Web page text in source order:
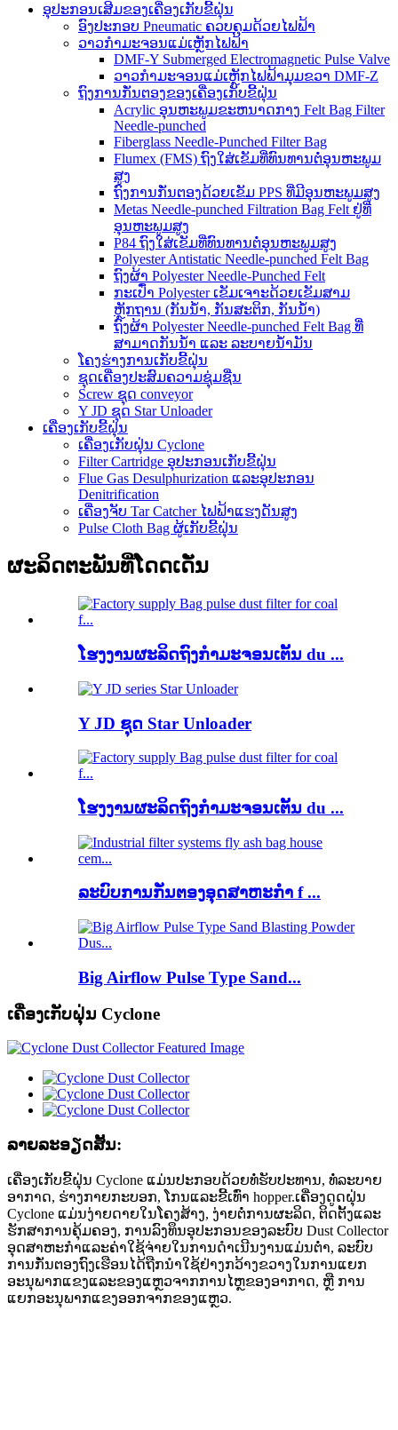
ອຸປະກອນເສີມຂອງເຄື່ອງເກັບຂີ້ຝຸ່ນ
ອົງປະກອບ Pneumatic ຄວບຄຸມດ້ວຍໄຟຟ້າ
ວາວກຳມະຈອນແມ່ເຫຼັກໄຟຟ້າ
DMF-Y Submerged Electromagnetic Pulse Valve
ວາວກຳມະຈອນແມ່ເຫຼັກໄຟຟ້າມຸມຂວາ DMF-Z
ຖົງການກັ່ນຕອງຂອງເຄື່ອງເກັບຂີ້ຝຸ່ນ
Acrylic ອຸນຫະພູມຂະຫນາດກາງ Felt Bag Filter
Needle-punched
Fiberglass Needle-Punched Filter Bag
Flumex (FMS) ຖົງໃສ່ເຂັມທີ່ທົນທານຕໍ່ອຸນຫະພູມ
ສູງ
ຖົງການກັ່ນຕອງດ້ວຍເຂັມ PPS ທີ່ມີອຸນຫະພູມສູງ
Metas Needle-punched Filtration Bag Felt ຢູ່ທີ່
ອຸນຫະພູມສູງ
P84 ຖົງໃສ່ເຂັມທີ່ທົນທານຕໍ່ອຸນຫະພູມສູງ
Polyester Antistatic Needle-punched Felt Bag
ຖົງຜ້າ Polyester Needle-Punched Felt
ກະເປົ໋າ Polyester ເຂັມເຈາະດ້ວຍເຂັມສາມ
ຫຼັກຖານ (ກັນນໍ້າ, ກັນສະຕິກ, ກັນນໍ້າ)
ຖົງຜ້າ Polyester Needle-punched Felt Bag ທີ່
ສາມາດກັນນໍ້າ ແລະ ລະບາຍນໍ້າມັນ
ໂຄງຮ່າງການເກັບຂີ້ຝຸ່ນ
ຊຸດເຄື່ອງປະສົມຄວາມຊຸ່ມຊື່ນ
Screw ຊຸດ conveyor
Y JD ຊຸດ Star Unloader
ເຄື່ອງເກັບຂີ້ຝຸ່ນ
ເຄື່ອງເກັບຝຸ່ນ Cyclone
Filter Cartridge ອຸປະກອນເກັບຂີ້ຝຸ່ນ
Flue Gas Desulphurization ແລະອຸປະກອນ
Denitrification
ເຄື່ອງຈັບ Tar Catcher ໄຟຟ້າແຮງດັນສູງ
Pulse Cloth Bag ຜູ້ເກັບຂີ້ຝຸ່ນ
ຜະລິດຕະພັນທີ່ໂດດເດັ່ນ
ໂຮງງານຜະລິດຖົງກໍາມະຈອນເຕັ້ນ du ...
Y JD ຊຸດ Star Unloader
ໂຮງງານຜະລິດຖົງກໍາມະຈອນເຕັ້ນ du ...
ລະບົບການກັ່ນຕອງອຸດສາຫະກໍາ f ...
Big Airflow Pulse Type Sand...
ເຄື່ອງເກັບຝຸ່ນ Cyclone
ລາຍ​ລະ​ອຽດ​ສັ້ນ​:
ເຄື່ອງເກັບຂີ້ຝຸ່ນ Cyclone ແມ່ນປະກອບດ້ວຍທໍ່ຮັບປະທານ, ທໍ່ລະບາຍ
ອາກາດ, ຮ່າງກາຍກະບອກ, ໂກນແລະຂີ້ເທົ່າ hopper.ເຄື່ອງດູດຝຸ່ນ
Cyclone ແມ່ນງ່າຍດາຍໃນໂຄງສ້າງ, ງ່າຍຕໍ່ການຜະລິດ, ຕິດຕັ້ງແລະ
ຮັກສາການຄຸ້ມຄອງ, ການລົງທຶນອຸປະກອນຂອງລະບົບ Dust Collector
ອຸດສາຫະກໍາແລະຄ່າໃຊ້ຈ່າຍໃນການດໍາເນີນງານແມ່ນຕໍ່າ, ລະບົບ
ການກັ່ນຕອງຖົງເຮືອນໄດ້ຖືກນໍາໃຊ້ຢ່າງກວ້າງຂວາງໃນການແຍກ
ອະນຸພາກແຂງແລະຂອງແຫຼວຈາກການໄຫຼຂອງອາກາດ, ຫຼື ການ
ແຍກອະນຸພາກແຂງອອກຈາກຂອງແຫຼວ.